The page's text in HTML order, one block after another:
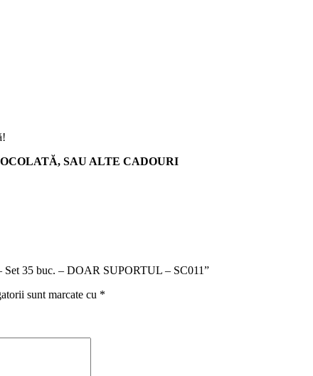
SAU ALTE CADOURI
Set 35 buc. – DOAR SUPORTUL – SC011”
sunt marcate cu *